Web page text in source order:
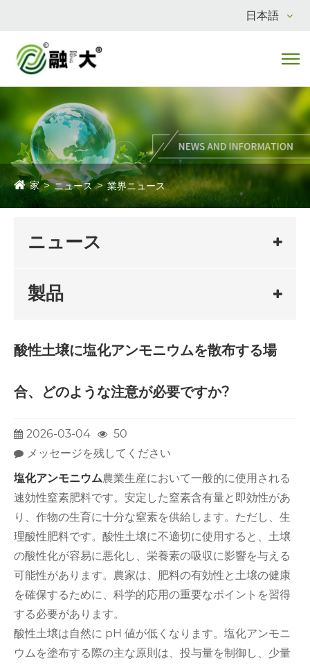
日本語
家 ニュース 業界ニュース
ニュース
製品
酸性土壌に塩化アンモニウムを散布する場
合、どのような注意が必要ですか?
2026-03-04
50
メッセージを残してください
塩化アンモニウム農業生産において一般的に使用される
速効性窒素肥料です。安定した窒素含有量と即効性があ
り、作物の生育に十分な窒素を供給します。ただし、生
理酸性肥料です。酸性土壌に不適切に使用すると、土壌
の酸性化が容易に悪化し、栄養素の吸収に影響を与える
可能性があります。農家は、肥料の有効性と土壌の健康
を確保するために、科学的応用の重要なポイントを習得
する必要があります。
酸性土壌は自然に pH 値が低くなります。塩化アンモニ
ウムを塗布する際の主な原則は、投与量を制御し、少量